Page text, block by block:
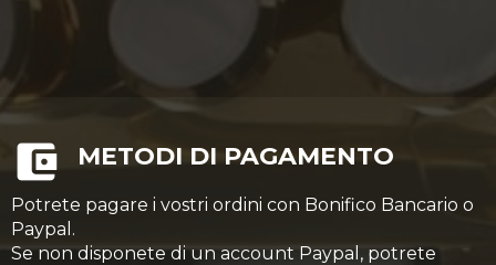
METODI DI PAGAMENTO
Potrete pagare i vostri ordini con Bonifico Bancario o
Paypal.
Se non disponete di un account Paypal, potrete